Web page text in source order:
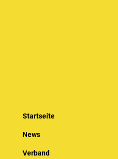
Startseite
News
Verband